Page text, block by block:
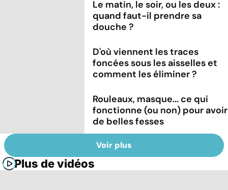
Le matin, le soir, ou les deux :
quand faut-il prendre sa
douche ?
D'où viennent les traces
foncées sous les aisselles et
comment les éliminer ?
Rouleaux, masque... ce qui
fonctionne (ou non) pour avoir
de belles fesses
Voir plus
Plus de vidéos